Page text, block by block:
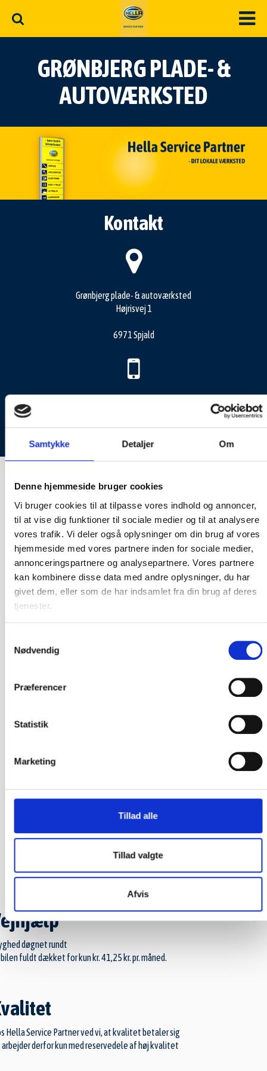
Samtykke Detaljer Om
Denne hjemmeside bruger cookies
Vi bruger cookies til at tilpasse vores indhold og annoncer,
til at vise dig funktioner til sociale medier og til at analysere
vores trafik. Vi deler også oplysninger om din brug af vores
hjemmeside med vores partnere inden for sociale medier,
annonceringspartnere og analysepartnere. Vores partnere
kan kombinere disse data med andre oplysninger, du har
givet dem, eller som de har indsamlet fra din brug af deres
tjenester.
Nødvendig
Præferencer
Statistik
Marketing
Tillad alle
Tillad valgte
Afvis
GRØNBJERG PLADE- &
AUTOVÆRKSTED
Kontakt
Grønbjerg plade- & autoværksted
Højrisvej 1
6971 Spjald
gkv@outlook.dk
Åbningstider værksted
Mandag: 07.00 - 16.30
Tirsdag: 07.00 - 16.30
Fredag: 07.00 - 14.00
døgnet rundt
bilen fuldt dækket for kun kr. 41,25 kr. pr. måned.
Hella Service Partner ved vi, at kvalitet betaler sig
arbejder derfor kun med reservedele af høj kvalitet